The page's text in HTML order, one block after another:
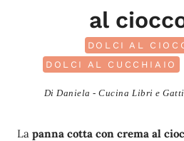
al
DOLCI AL
DOLCI AL CUCCHIAIO
Di Daniela - Cucina Libri e Gatti
La panna cotta con crema al